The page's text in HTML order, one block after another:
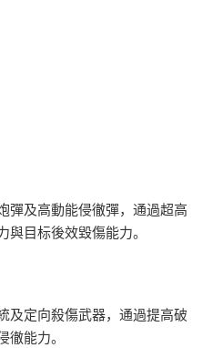
彈及高動能侵徹彈，通過超高
目标後效毀傷能力。
及定向殺傷武器，通過提高破
能力。